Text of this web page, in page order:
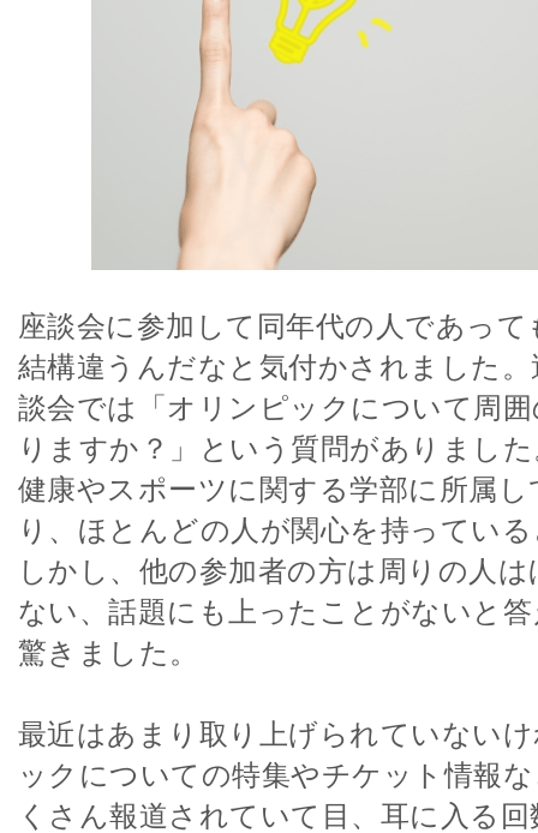
座談会に参加して同年代の人であっ
結構違うんだなと気付かされました
談会では「オリンピックについて周
りますか？」という質問がありまし
健康やスポーツに関する学部に所属
り、ほとんどの人が関心を持ってい
しかし、他の参加者の方は周りの人
ない、話題にも上ったことがないと
驚きました。
最近はあまり取り上げられていない
ックについての特集やチケット情報
くさん報道されていて目、耳に入る